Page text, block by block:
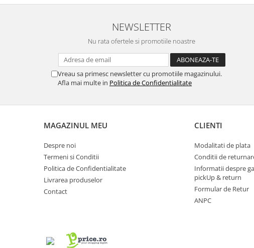
Casti Profesionale
Ceasuri si Inele smart, bratari
Bratari Fitness
Accesorii Smartwatch
Trotinete electrice si accesorii
Smart Home
NEWSLETTER
Nu rata ofertele si promotiile noastre
Vreau sa primesc newsletter cu promotiile magazinului.
Afla mai multe in Politica de Confidentialitate
MAGAZINUL MEU
Despre noi
Termeni si Conditii
Politica de Confidentialitate
Livrarea produselor
Contact
CLIENTI
Modalitati de plata
Conditii de
Informatii despre
pickUp & return
Formular de Retur
ANPC